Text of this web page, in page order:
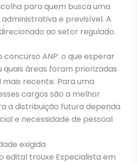
para quem busca uma
e previsível. A
ao setor regulado.
concurso ANP: o que esperar
quais áreas foram priorizadas
mais recente. Para uma
cargos são a melhor
a distribuição futura dependa
e necessidade de pessoal.
exigida
edital trouxe Especialista em